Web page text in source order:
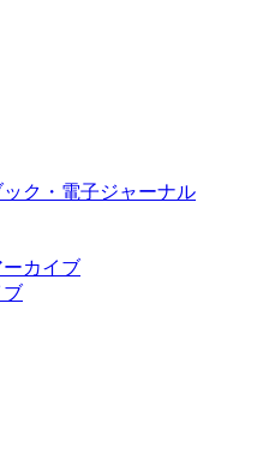
ク・電子ジャーナル
カイブ
ブ